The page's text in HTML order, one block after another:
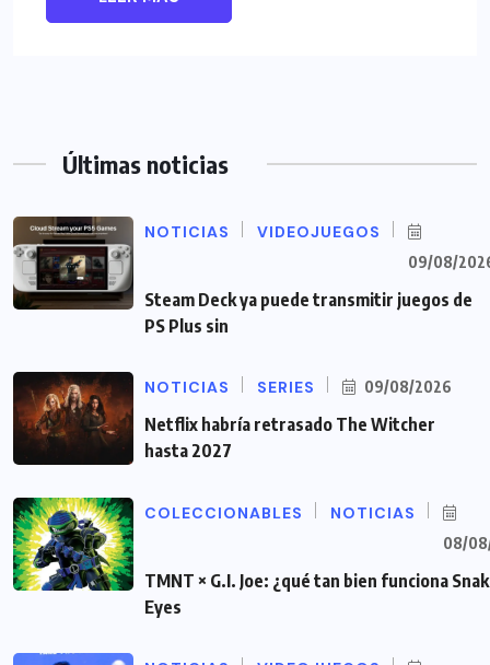
Últimas noticias
NOTICIAS VIDEOJUEGOS
09/08/
Steam Deck ya puede transmitir juegos de
PS Plus sin
NOTICIAS SERIES 09/08/2026
Netflix habría retrasado The Witcher
hasta 2027
COLECCIONABLES NOTICIAS
08/
TMNT × G.I. Joe: ¿qué tan bien funciona
Eyes